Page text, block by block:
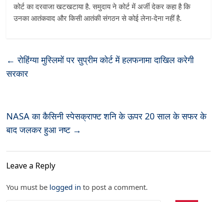
कोर्ट का दरवाजा खटखटाया है. समुदाय ने कोर्ट में अर्जी देकर कहा है कि
उनका आतंकवाद और किसी आतंकी संगठन से कोई लेना-देना नहीं है.
← रोहिंग्या मुस्लिमों पर सुप्रीम कोर्ट में हलफनामा दाखिल करेगी
सरकार
NASA का कैसिनी स्पेसक्राफ्ट शनि के ऊपर 20 साल के सफर के
बाद जलकर हुआ नष्ट →
Leave a Reply
You must be logged in to post a comment.